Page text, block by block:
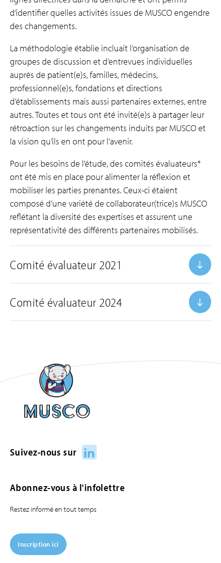
d’identifier quelles activités issues de MUSCO engendre
des changements.
La méthodologie établie incluait l’organisation de
groupes de discussion et d’entrevues individuelles
auprès de patient(e)s, familles, médecins,
professionnel(e)s, fondations et directions
d’établissements mais aussi partenaires externes, entre
autres. Toutes et tous ont été invité(e)s à partager leur
rétroaction sur les changements induits par MUSCO et
la vision qu’ils en ont pour l’avenir.
Pour les besoins de l’étude, des comités évaluateurs*
ont été mis en place pour alimenter la réflexion et
mobiliser les parties prenantes. Ceux-ci étaient
composé d’une variété de collaborateur(trice)s MUSCO
reflétant la diversité des expertises et assurent une
représentativité des différents partenaires mobilisés.
Comité évaluateur 2021
Comité évaluateur 2024
Suivez-nous sur LinkedIn
Abonnez-vous à l'infolettre
Restez informé en tout temps
Inscription ici